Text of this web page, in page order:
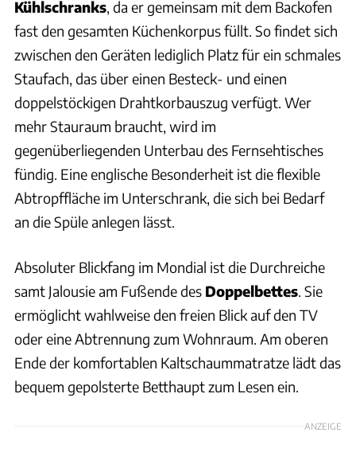
Kühlschranks, da er gemeinsam mit dem Backofen
fast den gesamten Küchenkorpus füllt. So findet sich
zwischen den Geräten lediglich Platz für ein schmales
Staufach, das über einen Besteck- und einen
doppelstöckigen Drahtkorbauszug verfügt. Wer
mehr Stauraum braucht, wird im
gegenüberliegenden Unterbau des Fernsehtisches
fündig. Eine englische Besonderheit ist die flexible
Abtropffläche im Unterschrank, die sich bei Bedarf
an die Spüle anlegen lässt.
Absoluter Blickfang im Mondial ist die Durchreiche
samt Jalousie am Fußende des Doppelbettes. Sie
ermöglicht wahlweise den freien Blick auf den TV
oder eine Abtrennung zum Wohnraum. Am oberen
Ende der komfortablen Kaltschaummatratze lädt das
bequem gepolsterte Betthaupt zum Lesen ein.
ANZEIGE